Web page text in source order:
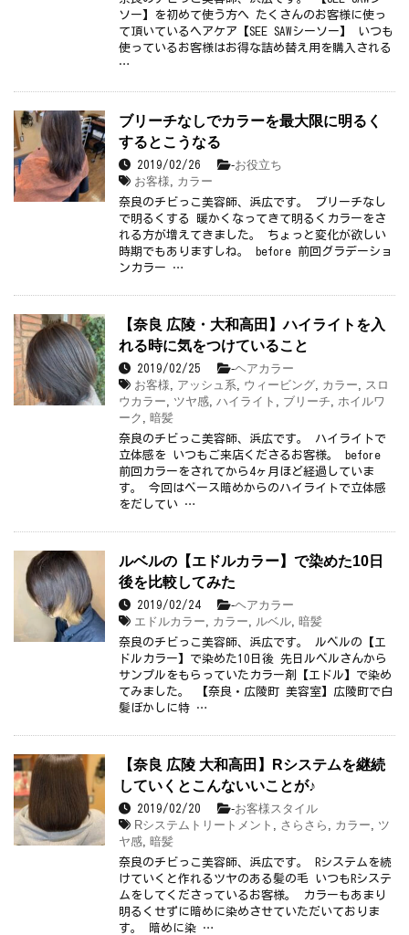
ソー】を初めて使う方へ たくさんのお客様に使っ
て頂いているヘアケア【SEE SAWシーソー】 いつも
使っているお客様はお得な詰め替え用を購入される
…
ブリーチなしでカラーを最大限に明るく
するとこうなる
2019/02/26 -お役立ち
お客様
カラー
奈良のチビっこ美容師、浜広です。 ブリーチなし
で明るくする 暖かくなってきて明るくカラーをさ
れる方が増えてきました。 ちょっと変化が欲しい
時期でもありますしね。 before 前回グラデーショ
ンカラー …
【奈良 広陵・大和高田】ハイライトを入
れる時に気をつけていること
2019/02/25 -ヘアカラー
お客様
アッシュ系 ウィービング カラー
スロ
ウカラー
ツヤ感 ハイライト ブリーチ
ホイルワ
ーク
暗髪
奈良のチビっこ美容師、浜広です。 ハイライトで
立体感を いつもご来店くださるお客様。 before
前回カラーをされてから4ヶ月ほど経過していま
す。 今回はベース暗めからのハイライトで立体感
をだしてい …
ルベルの【エドルカラー】で染めた10日
後を比較してみた
2019/02/24 -ヘアカラー
エドルカラー
カラー ルベル 暗髪
奈良のチビっこ美容師、浜広です。 ルベルの【エ
ドルカラー】で染めた10日後 先日ルベルさんから
サンプルをもらっていたカラー剤【エドル】で染め
てみました。 【奈良・広陵町 美容室】広陵町で白
髪ぼかしに特 …
【奈良 広陵 大和高田】Rシステムを継続
していくとこんないいことが♪
2019/02/20 -お客様スタイル
Rシステムトリートメント
さらさら カラー
ツ
ヤ感 暗髪
奈良のチビっこ美容師、浜広です。 Rシステムを続
けていくと作れるツヤのある髪の毛 いつもRシステ
ムをしてくださっているお客様。 カラーもあまり
明るくせずに暗めに染めさせていただいておりま
す。 暗めに染 …